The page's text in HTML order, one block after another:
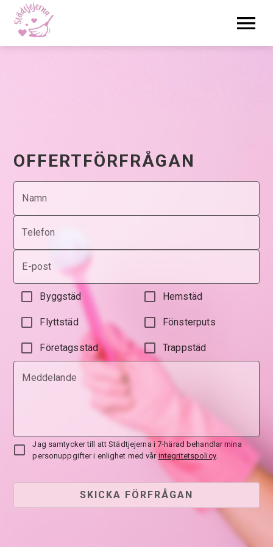
OFFERTFÖRFRÅGAN
Namn
Telefon
E-post
Byggstäd Hemstäd
Flyttstäd Fönsterputs
Företagsstäd Trappstäd
Meddelande
Jag samtycker till att Städtjejerna i 7-härad behandlar mina
personuppgifter i enlighet med vår integritetspolicy.
SKICKA FÖRFRÅGAN